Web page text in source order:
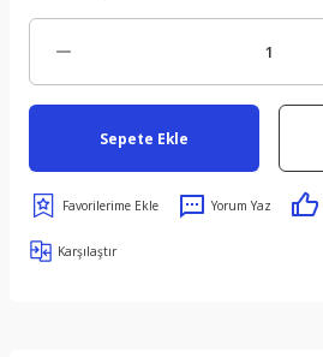
Sepete Ekle
Yorum Yaz
Karşılaştır